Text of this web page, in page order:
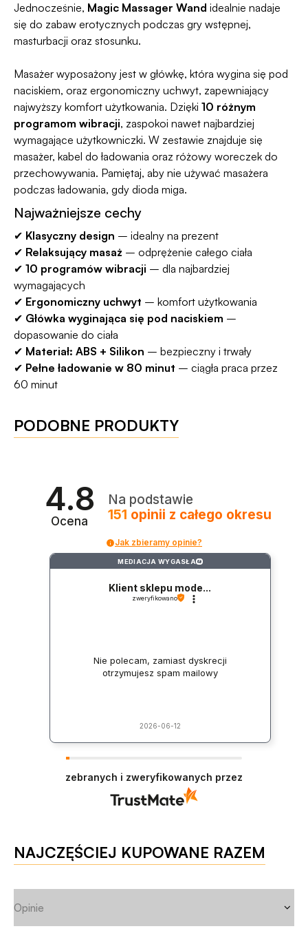
Jednocześnie, Magic Massager Wand idealnie nadaje
się do zabaw erotycznych podczas gry wstępnej,
masturbacji oraz stosunku.
Masażer wyposażony jest w główkę, która wygina się pod
naciskiem, oraz ergonomiczny uchwyt, zapewniający
najwyższy komfort użytkowania. Dzięki 10 różnym
programom wibracji, zaspokoi nawet najbardziej
wymagające użytkowniczki. W zestawie znajduje się
masażer, kabel do ładowania oraz różowy woreczek do
przechowywania. Pamiętaj, aby nie używać masażera
podczas ładowania, gdy dioda miga.
Najważniejsze cechy
✔ Klasyczny design – idealny na prezent
✔ Relaksujący masaż – odprężenie całego ciała
✔ 10 programów wibracji – dla najbardziej
wymagających
✔ Ergonomiczny uchwyt – komfort użytkowania
✔ Główka wyginająca się pod naciskiem –
dopasowanie do ciała
✔ Materiał: ABS + Silikon – bezpieczny i trwały
✔ Pełne ładowanie w 80 minut – ciągła praca przez
60 minut
PODOBNE PRODUKTY
4.8
Ocena
Na podstawie
151 opinii z całego okresu
Jak zbieramy opinie?
MEDIACJA WYGASŁA ?
Klient sklepu mode...
zweryfikowano
Nie polecam, zamiast dyskrecji
otrzymujesz spam mailowy
2026-06-12
zebranych i zweryfikowanych przez
NAJCZĘŚCIEJ KUPOWANE RAZEM
Opinie